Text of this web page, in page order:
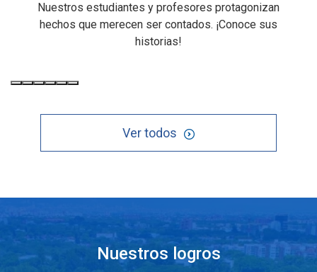
Nuestros estudiantes y profesores protagonizan
hechos que merecen ser contados. ¡Conoce sus
historias!
Ver todos
Nuestros logros